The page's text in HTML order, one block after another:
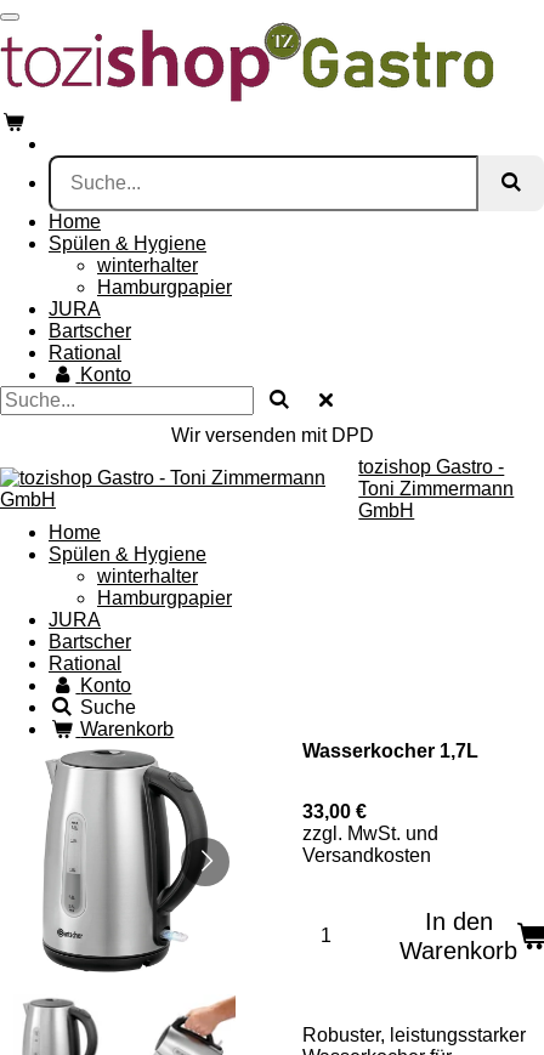
Zum
Hauptinhalt
springen
Home
Spülen & Hygiene
winterhalter
Hamburgpapier
JURA
Bartscher
Rational
Konto
Wir versenden mit DPD
tozishop Gastro -
Toni Zimmermann
GmbH
Home
Spülen & Hygiene
winterhalter
Hamburgpapier
JURA
Bartscher
Rational
Konto
Suche
Warenkorb
Wasserkocher 1,7L
33,00 €
zzgl. MwSt. und
Versandkosten
In den
Warenkorb
Robuster, leistungsstarker